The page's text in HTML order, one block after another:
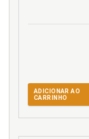
ADICIONAR AO
CARRINHO